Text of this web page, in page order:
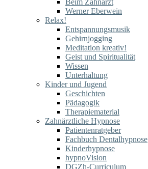
Beim Zahnarzt
Werner Eberwein
Relax!
Entspannungsmusik
Gehirnjogging
Meditation kreativ!
Geist und Spiritualität
Wissen
Unterhaltung
Kinder und Jugend
Geschichten
Pädagogik
Therapiematerial
Zahnärztliche Hypnose
Patientenratgeber
Fachbuch Dentalhypnose
Kinderhypnose
hypnoVision
DGZh-Curriculum